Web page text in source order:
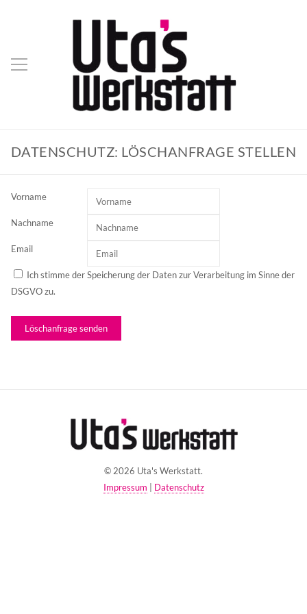
DATENSCHUTZ: LÖSCHANFRAGE STELLEN
Vorname
Nachname
Email
Ich stimme der Speicherung der Daten zur Verarbeitung im Sinne der
DSGVO zu.
© 2026 Uta's Werkstatt.
Impressum
Datenschutz